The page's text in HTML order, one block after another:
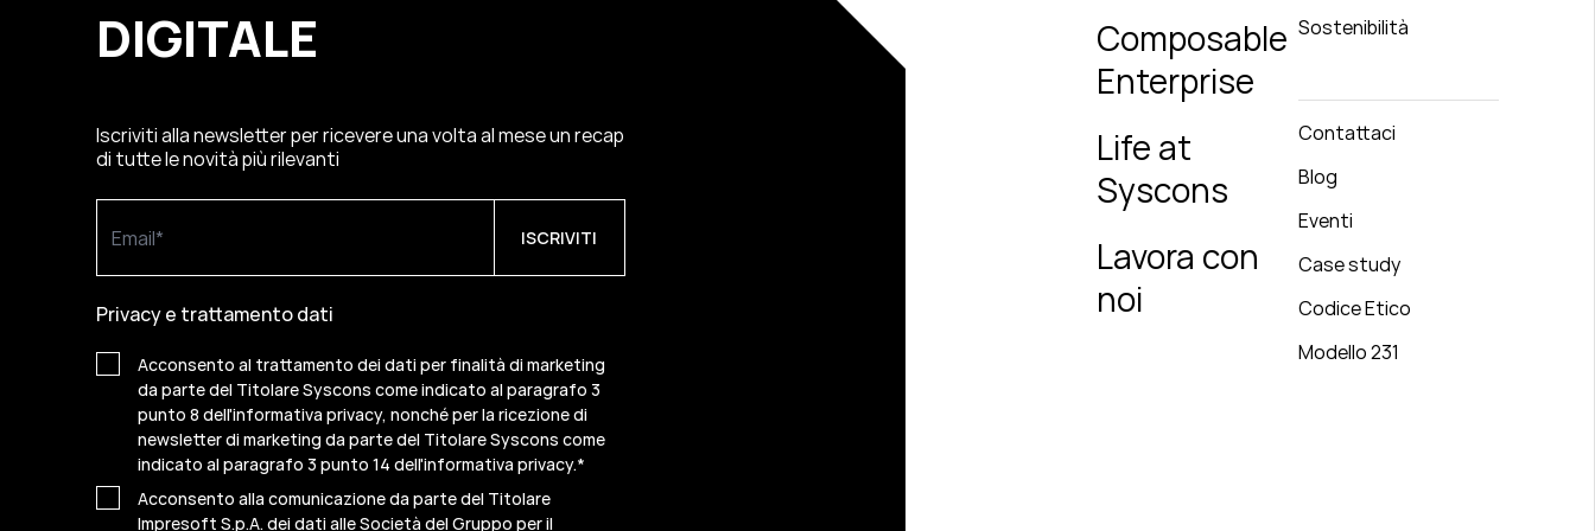
DIGITALE
Iscriviti alla newsletter per ricevere una volta al mese un recap
di tutte le novità più rilevanti
Privacy e trattamento dati
Acconsento al trattamento dei dati per finalità di marketing
da parte del Titolare Syscons come indicato al paragrafo 3
punto 8 dell'informativa privacy, nonché per la ricezione di
newsletter di marketing da parte del Titolare Syscons come
indicato al paragrafo 3 punto 14 dell'informativa privacy.*
Acconsento alla comunicazione da parte del Titolare
Impresoft S.p.A. dei dati alle Società del Gruppo per il
Composable
Enterprise
Life at
Syscons
Lavora con
noi
Sostenibilità
Contattaci
Blog
Eventi
Case study
Codice Etico
Modello 231